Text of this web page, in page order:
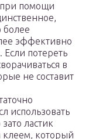
помощи
более
эффективно
Если потереть
в
не составит
использовать
ластик
клеем, который